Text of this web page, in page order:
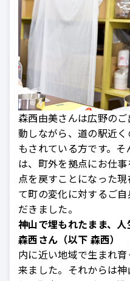
森西由美さんは広野の
動しながら、道の駅近
もされている方です。
は、町外を拠点にお仕
点を戻すことになった
て町の変化に対するご
だきました。
神山で埋もれたまま、
森西さん（以下 森西）
内に近い地域で生まれ
来ました。それからは